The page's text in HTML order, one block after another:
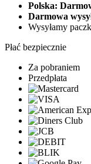
Polska:
Darmowa
Wysyłamy
Płać bezpiecznie
Za pobraniem
Przedpłata